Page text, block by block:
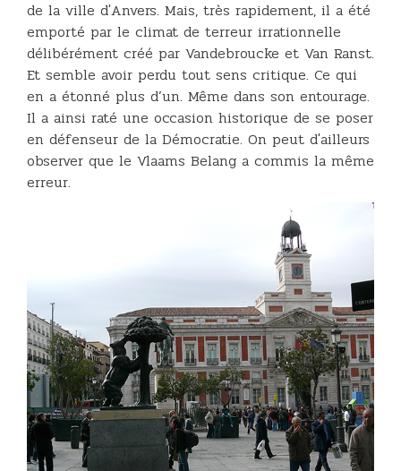
de la ville d'Anvers. Mais, très rapidement, il a été
emporté par le climat de terreur irrationnelle
délibérément créé par Vandebroucke et Van Ranst.
Et semble avoir perdu tout sens critique. Ce qui
en a étonné plus d’un. Même dans son entourage.
Il a ainsi raté une occasion historique de se poser
en défenseur de la Démocratie. On peut d'ailleurs
observer que le Vlaams Belang a commis la même
erreur.